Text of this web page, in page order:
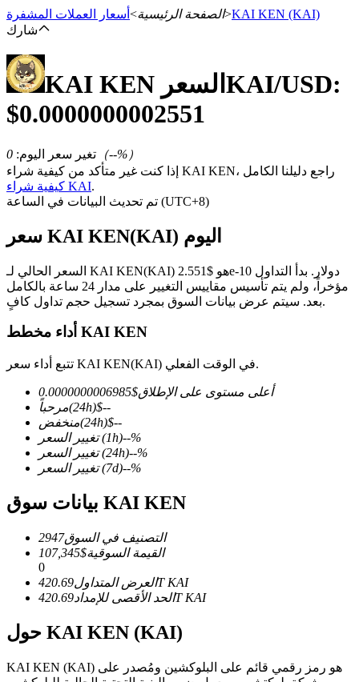
العقود الآجلة
العقود الآجلة USDT
العقود الآجلة باستخدام USDT كضمان
العقود الآجلة لـ COIN-M
العقود الآجلة للعملات المشفرة
مشتقات الأسهم والعملات الأجنبية والمعادن الثمينة والسلع
الصفحة الرئيسية> أسعار العملات المشفرة >KAI KEN (KAI)
شارك
KAI KEN السعر KAI/USD:
$0.0000000002551
تغير سعر اليوم:
0 （--%）
إذا كنت غير متأكد من كيفية شراء KAI KEN، راجع دليلنا الكامل
كيفية شراء KAI.
تم تحديث البيانات في الساعة (UTC+8)
سعر KAI KEN(KAI) اليوم
السعر الحالي لـ KAI KEN(KAI) هو $2.551e-10 دولار. بدأ التداول
مؤخراً، ولم يتم تأسيس مقاييس التغيير على مدار 24 ساعة بالكامل
بعد. سيتم عرض بيانات السوق بمجرد تسجيل حجم تداول كافٍ.
أداء مخطط KAI KEN
تتبع أداء سعر KAI KEN(KAI) في الوقت الفعلي.
أعلى مستوى على الإطلاق$
0.0000000006985
مرحباً
(24h)$--
منخفض
(24h)$--
تغيير السعر
(1h)--%
تغيير السعر
(24h)--%
تغيير السعر
(7d)--%
بيانات سوق KAI KEN
التصنيف في السوق2947
القيمة السوقية$
107,345
0
العرض المتداول420.69T KAI
الحد الأقصى للإمداد420.69T KAI
حول KAI KEN (KAI)
KAI KEN (KAI) هو رمز رقمي قائم على البلوكشين ومُصدر على